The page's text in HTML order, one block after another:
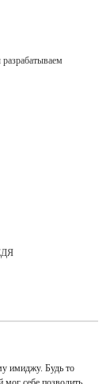
имиджу. Будь то